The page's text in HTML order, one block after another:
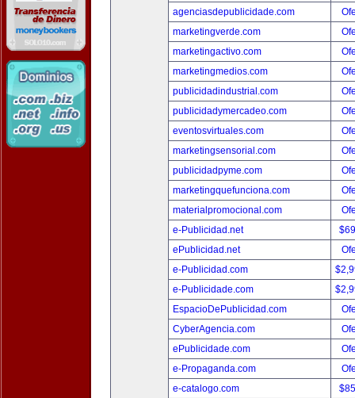
agenciasdepublicidade.com
marketingverde.com
marketingactivo.com
marketingmedios.com
publicidadindustrial.com
publicidadymercadeo.com
eventosvirtuales.com
marketingsensorial.com
publicidadpyme.com
marketingquefunciona.com
materialpromocional.com
e-Publicidad.net
ePublicidad.net
e-Publicidad.com
e-Publicidade.com
EspacioDePublicidad.com
CyberAgencia.com
ePublicidade.com
e-Propaganda.com
e-catalogo.com